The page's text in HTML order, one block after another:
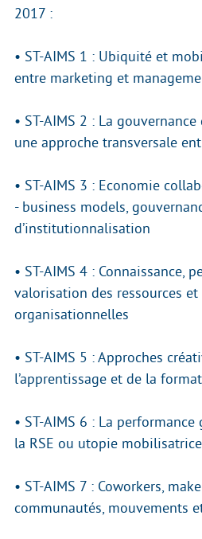
2017 :
• ST-AIMS 1 : Ubiquité et
entre marketing et
• ST-AIMS 2 : La
une approche transversale
• ST-AIMS 3 : Economie
- business models,
d’institutionnalisation
• ST-AIMS 4 : Connaissance,
valorisation des ressources et
organisationnelles
• ST-AIMS 5 : Approches
l’apprentissage et de la
• ST-AIMS 6 : La
la RSE ou utopie
• ST-AIMS 7 : Coworkers,
communautés, mouvements